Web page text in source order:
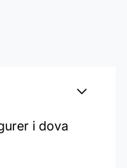
i dova